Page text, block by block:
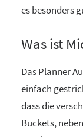
es besonders
Was ist
Das Planner
einfach
dass die
Buckets,